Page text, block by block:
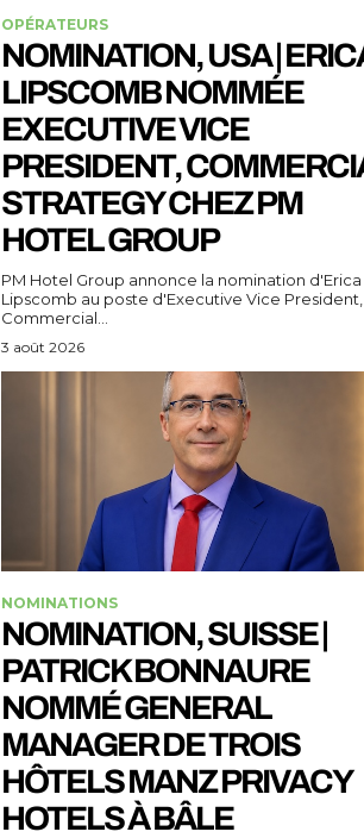
OPÉRATEURS
NOMINATION, USA |
LIPSCOMB NOMMÉE
EXECUTIVE VICE
PRESIDENT,
STRATEGY CHEZ PM
HOTEL GROUP
PM Hotel Group annonce la nomination d'Erica
Lipscomb au poste d'Executive Vice President,
Commercial...
3 août 2026
NOMINATIONS
NOMINATION, SUISSE |
PATRICK BONNAURE
NOMMÉ GENERAL
MANAGER DE TROIS
HÔTELS MANZ PRIVACY
HOTELS À BÂLE